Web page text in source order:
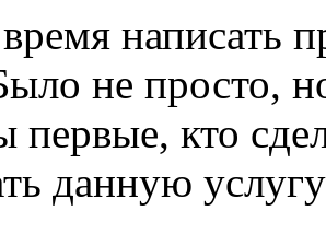
написать
не просто,
первые, кто
данную